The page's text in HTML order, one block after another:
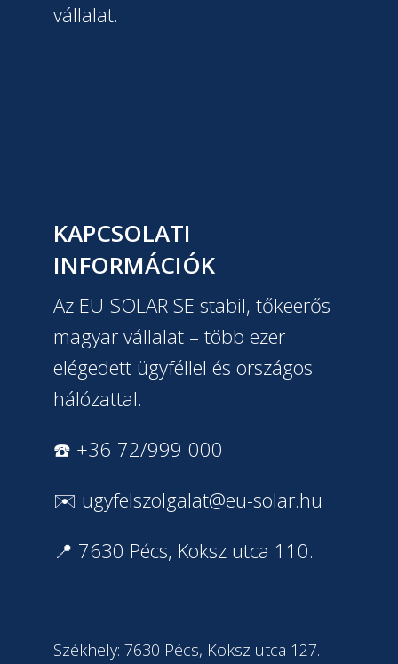
vállalat.
KAPCSOLATI
INFORMÁCIÓK
Az EU-SOLAR SE stabil, tőkeerős
magyar vállalat – több ezer
elégedett ügyféllel és országos
hálózattal.
☎️ +36-72/999-000
✉️ ugyfelszolgalat@eu-solar.hu
📍 7630 Pécs, Koksz utca 110.
Székhely: 7630 Pécs, Koksz utca 127.